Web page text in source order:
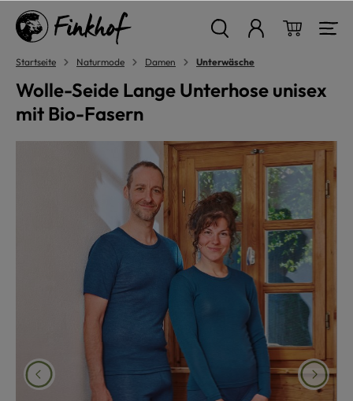
springen
Startseite Naturmode Damen Unterwäsche
Wolle-Seide Lange Unterhose unisex
mit Bio-Fasern
Bildergalerie überspringen